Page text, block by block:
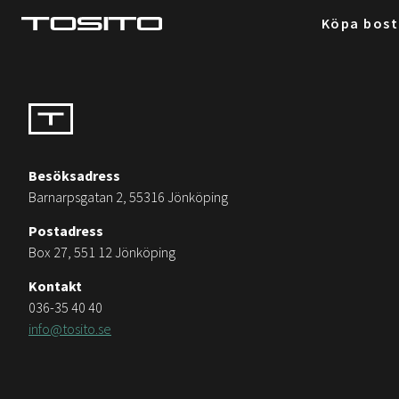
Köpa
Besöksadress
Barnarpsgatan 2, 55316 Jönköping
Postadress
Box 27, 551 12 Jönköping
Kontakt
036-35 40 40
info@tosito.se